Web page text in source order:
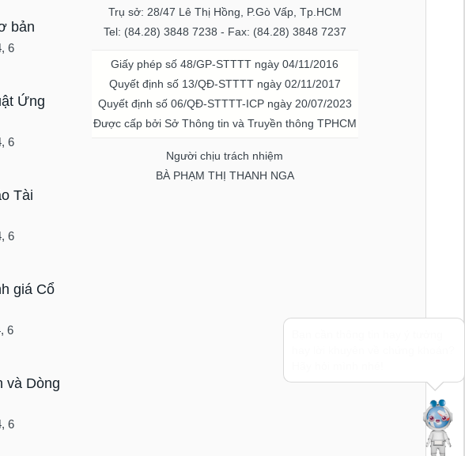
bản
6
Ứng
6
Tài
6
giá Cổ
6
và Dòng
6
Trụ sở: 28/47 Lê Thị Hồng, P.Gò Vấp, Tp.HCM
Tel: (84.28) 3848 7238 - Fax: (84.28) 3848 7237
Giấy phép số 48/GP-STTTT ngày 04/11/2016
Quyết định số 13/QĐ-STTTT ngày 02/11/2017
Quyết định số 06/QĐ-STTTT-ICP ngày 20/07/2023
Được cấp bởi Sở Thông tin và Truyền thông TPHCM
Người chịu trách nhiệm
BÀ PHẠM THỊ THANH NGA